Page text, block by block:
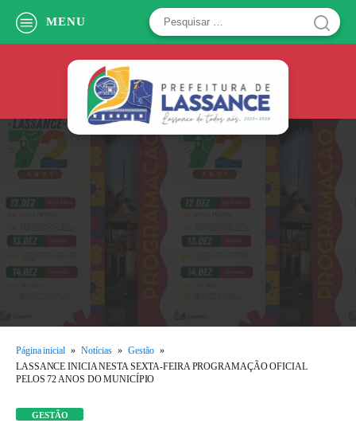
MENU
Pesquisar
Página inicial » Notícias » Gestão »
LASSANCE INICIA NESTA SEXTA-FEIRA PROGRAMAÇÃO OFICIAL
PELOS 72 ANOS DO MUNICÍPIO
GESTÃO